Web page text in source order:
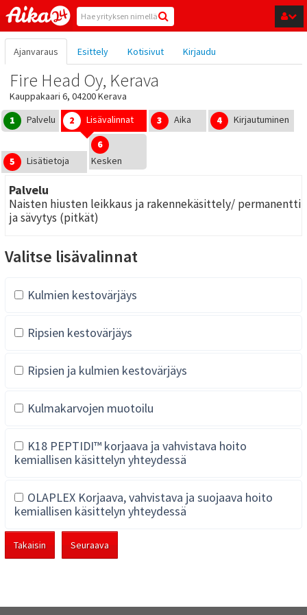
Hyppää pääsisältöön
Ajanvaraus Esittely Kotisivut Kirjaudu
Fire Head Oy, Kerava
Kauppakaari 6, 04200 Kerava
1
Palvelu 2 Lisävalinnat 3 Aika 4 Kirjautuminen
5 Lisätietoja
6
Kesken
Palvelu
Naisten hiusten leikkaus ja rakennekäsittely/ permanentti
ja sävytys (pitkät)
Valitse lisävalinnat
Kulmien kestovärjäys
Ripsien kestovärjäys
Ripsien ja kulmien kestovärjäys
Kulmakarvojen muotoilu
K18 PEPTIDI™ korjaava ja vahvistava hoito
kemiallisen käsittelyn yhteydessä
OLAPLEX Korjaava, vahvistava ja suojaava hoito
kemiallisen käsittelyn yhteydessä
Takaisin Seuraava